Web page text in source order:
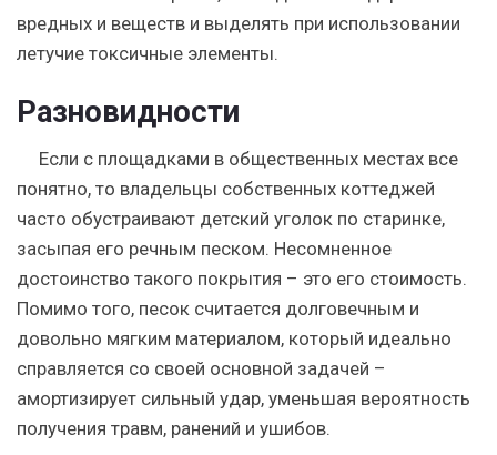
вредных и веществ и выделять при использовании
летучие токсичные элементы.
Разновидности
Если с площадками в общественных местах все
понятно, то владельцы собственных коттеджей
часто обустраивают детский уголок по старинке,
засыпая его речным песком. Несомненное
достоинство такого покрытия – это его стоимость.
Помимо того, песок считается долговечным и
довольно мягким материалом, который идеально
справляется со своей основной задачей –
амортизирует сильный удар, уменьшая вероятность
получения травм, ранений и ушибов.